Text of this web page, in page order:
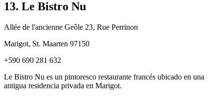
13. Le Bistro Nu
Allée de l'ancienne Geôle 23, Rue Perrinon
Marigot, St. Maarten 97150
+590 690 281 632
Le Bistro Nu es un pintoresco restaurante francés ubicado en una
antigua residencia privada en Marigot.